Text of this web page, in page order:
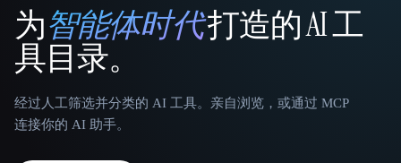
That AI Collection
为智能体时代打造的 AI 工
具目录。
经过人工筛选并分类的 AI 工具。亲自浏览，或通过 MCP
连接你的 AI 助手。